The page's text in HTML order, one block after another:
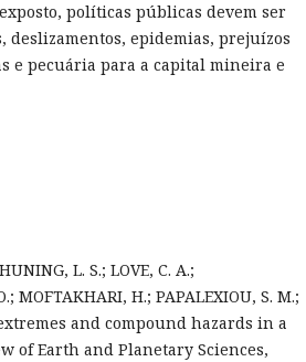
políticas públicas devem ser
deslizamentos, epidemias, prejuízos
e pecuária para a capital mineira e
L. S.; LOVE, C. A.;
MOFTAKHARI, H.; PAPALEXIOU, S. M.;
extremes and compound hazards in a
of Earth and Planetary Sciences,